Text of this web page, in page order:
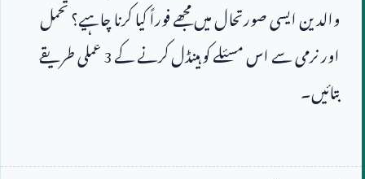
اور نرمی سے اس مسئلے کو ہینڈل کرنے کے 3